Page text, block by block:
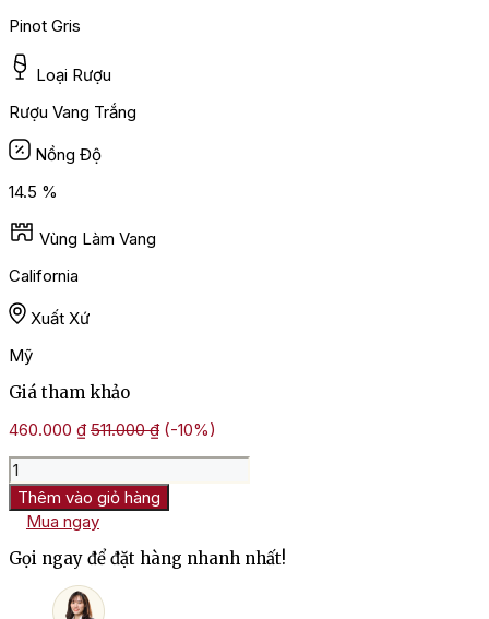
Pinot Gris
Loại Rượu
Rượu Vang Trắng
Nồng Độ
14.5 %
Vùng Làm Vang
California
Xuất Xứ
Mỹ
Giá tham khảo
460.000 ₫ 511.000₫ (-10%)
Rượu
Vang
Mỹ
Belle
Ambiance
Pinot
Thêm vào giỏ hàng
Mua ngay
Gọi ngay để đặt hàng nhanh nhất!